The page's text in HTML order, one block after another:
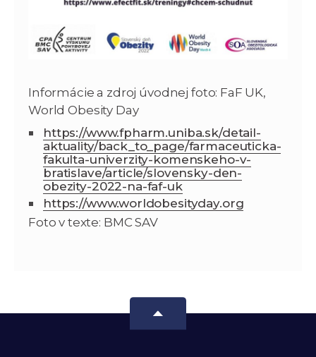
Informácie a zdroj úvodnej foto: FaF UK,
World Obesity Day
https://www.fpharm.uniba.sk/detail-
aktuality/back_to_page/farmaceuticka-
fakulta-univerzity-komenskeho-v-
bratislave/article/slovensky-den-
obezity-2022-na-faf-uk
https://www.worldobesityday.org
Foto v texte: BMC SAV